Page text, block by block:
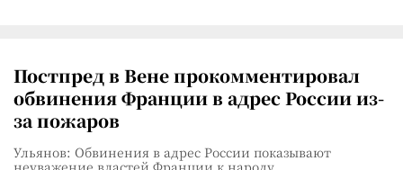
Постпред в Вене прокомментировал
обвинения Франции в адрес России из-
за пожаров
Ульянов: Обвинения в адрес России показывают
неуважение властей Франции к народу